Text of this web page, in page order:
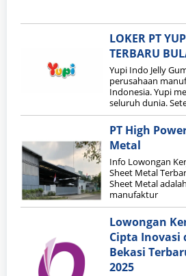
LOKER PT
TERBARU
Yupi Indo Jelly
perusahaan
Indonesia. Yupi
seluruh dunia.
PT High
Metal
Info Lowongan
Sheet Metal
Sheet Metal
manufaktur
Lowongan
Cipta Inovasi
Bekasi
2025